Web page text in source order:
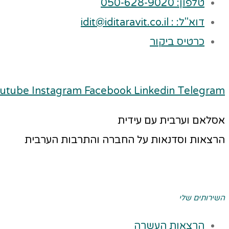
טלפון: 050-628-9020
דוא"ל: : idit@iditaravit.co.il
כרטיס ביקור
Instagram Facebook Linkedin Telegram
אסלאם וערבית עם עידית
הרצאות וסדנאות על החברה והתרבות הערבית
השירותים שלי
הרצאות העשרה